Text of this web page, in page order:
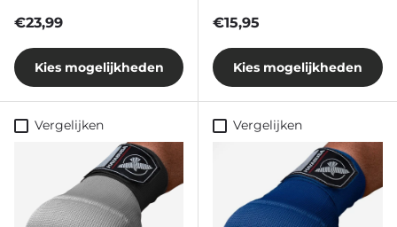
Reguliere prijs
€23,99
Kies mogelijkheden
Reguliere prijs
€15,95
Kies mogelijkheden
Vergelijken Vergelijken